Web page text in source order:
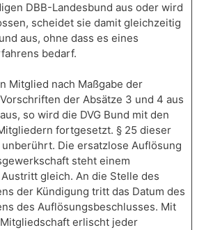
DBB-Landesbund aus oder wird
scheidet sie damit gleichzeitig
aus, ohne dass es eines
bedarf.
Mitglied nach Maßgabe der
der Absätze 3 und 4 aus
so wird die DVG Bund mit den
fortgesetzt. § 25 dieser
Die ersatzlose Auflösung
steht einem
gleich. An die Stelle des
der Kündigung tritt das Datum des
des Auflösungsbeschlusses. Mit
erlischt jeder